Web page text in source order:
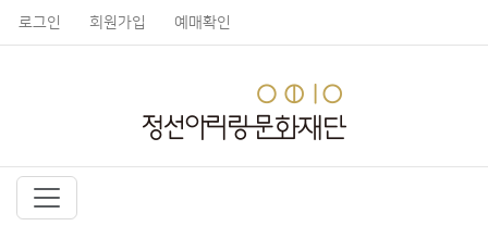
로그인 회원가입 예매확인